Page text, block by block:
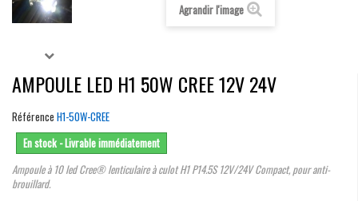
Agrandir l'image
AMPOULE LED H1 50W CREE 12V 24V
Référence H1-50W-CREE
En stock - Livrable immédiatement
Ampoule à 10 led Cree® lenticulaire à culot H1 P14.5S 12V/24V Compact, pour anti-
brouillard.